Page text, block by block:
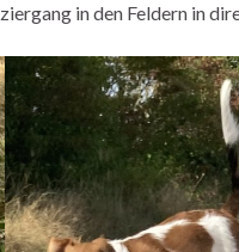
in den Feldern in